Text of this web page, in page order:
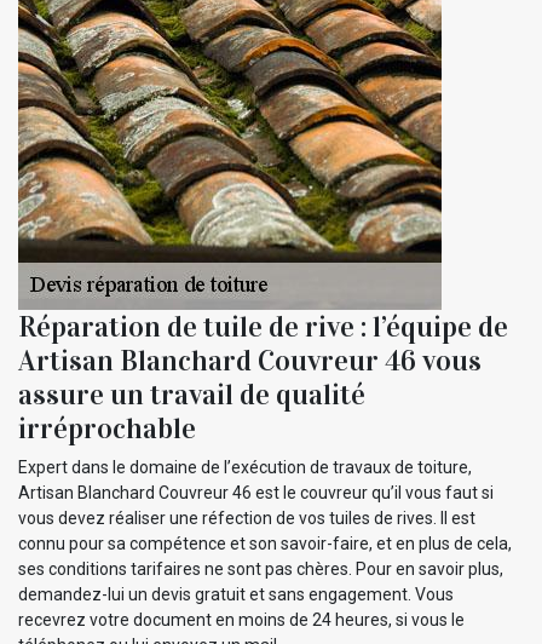
Réparation de tuile de rive : l’équipe de
Artisan Blanchard Couvreur 46 vous
assure un travail de qualité
irréprochable
Expert dans le domaine de l’exécution de travaux de toiture,
Artisan Blanchard Couvreur 46 est le couvreur qu’il vous faut si
vous devez réaliser une réfection de vos tuiles de rives. Il est
connu pour sa compétence et son savoir-faire, et en plus de cela,
ses conditions tarifaires ne sont pas chères. Pour en savoir plus,
demandez-lui un devis gratuit et sans engagement. Vous
recevrez votre document en moins de 24 heures, si vous le